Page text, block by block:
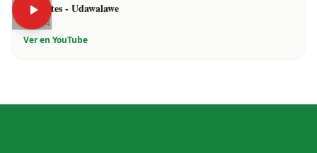
Elefantes - Udawalawe
1:44
Ver en YouTube